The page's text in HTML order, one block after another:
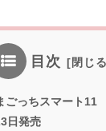
目次
ごっちスマート11
日発売